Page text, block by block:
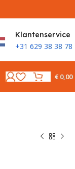
Klantenservice
+31 629 38 38 78
€0,00